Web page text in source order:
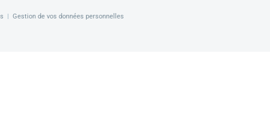
| Gestion de vos données personnelles